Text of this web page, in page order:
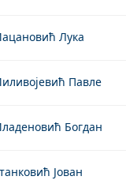
Лука
Павле
Богдан
Јован